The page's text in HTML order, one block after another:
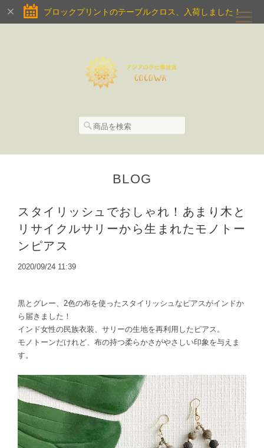
ブロックプリントのテーブルクロス、入荷しました！
BLOG
スタイリッシュでおしゃれ！あまり木と
リサイクルサリーから生まれたモノトー
ンピアス
2020/09/24 11:39
黒とグレー、2色の布を使ったスタイリッシュなピアスがインドか
ら届きました！
インド女性の民族衣装、サリーの生地を再利用したピアス。
モノトーンだけれど、布の持つ柔らかさがやさしい印象を与えま
す。